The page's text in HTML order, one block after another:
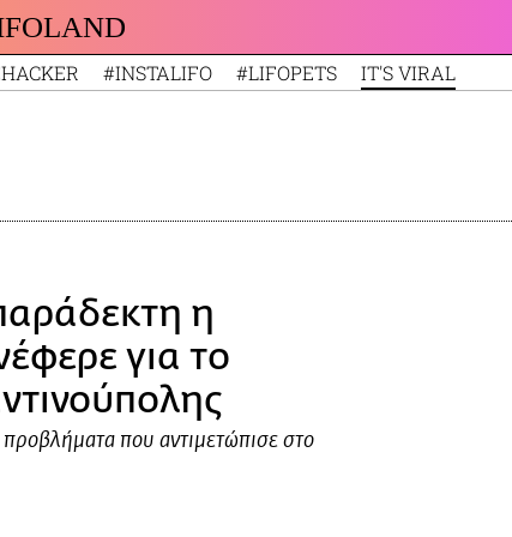
#INSTALIFO #LIFOPETS IT'S VIRAL
η
για το
που αντιμετώπισε στο